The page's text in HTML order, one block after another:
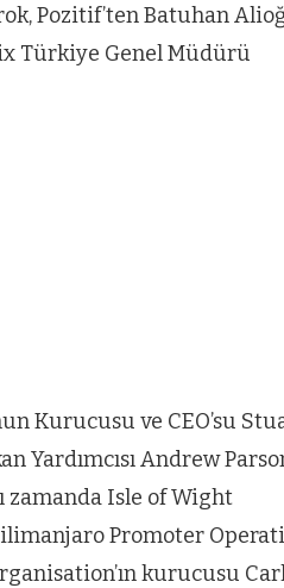
Pozitif’ten Batuhan
Türkiye Genel Müdürü
Kurucusu ve CEO’su
Yardımcısı Andrew
zamanda Isle of Wight
Promoter
kurucusu